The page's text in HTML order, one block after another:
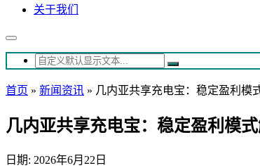
关于我们
首页 » 新闻资讯 » 几内亚共享充电宝：稳定盈利模
几内亚共享充电宝：稳定盈利模
日期: 2026年6月22日